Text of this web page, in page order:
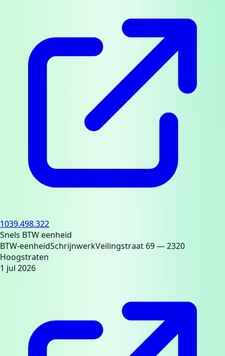
1039.498.322
Snels BTW eenheid
BTW-eenheidSchrijnwerkVeilingstraat 69— 2320
Hoogstraten
1 jul 2026